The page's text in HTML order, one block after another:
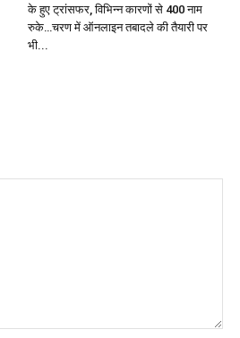
के हुए ट्रांसफर, विभिन्न कारणों से 400 नाम
रुके…चरण में ऑनलाइन तबादले की तैयारी पर
भी...